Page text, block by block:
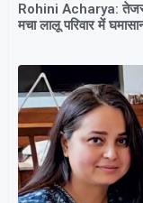
Rohini Acharya:
मचा लालू परिवार में